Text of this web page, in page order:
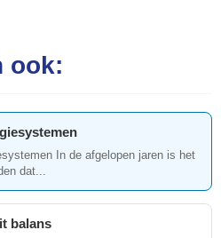
ook:
In de afgelopen jaren is het
dat...
balans